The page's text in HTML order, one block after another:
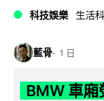
科技娛樂 生活
藍骨 1 日
BMW 車